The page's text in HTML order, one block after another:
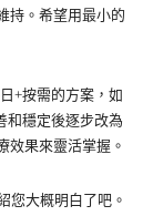
持。希望用最小的
+按需的方案，如
和穩定後逐步改為
效果來靈活掌握。
您大概明白了吧。